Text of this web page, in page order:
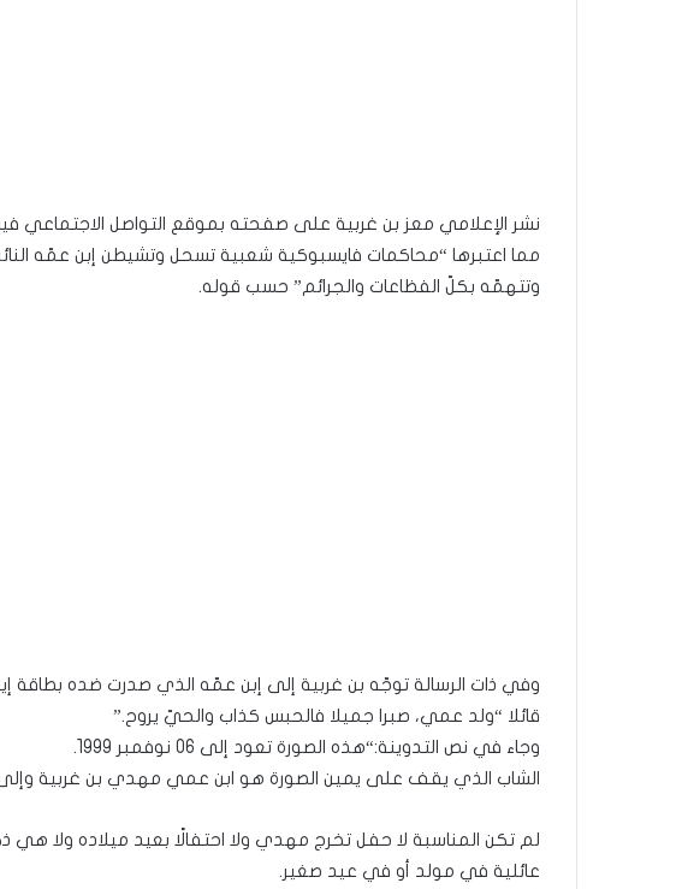
نشر الإعلامي معز بن غربية على صفحته بموقع التواصل الاجتماعي
مما اعتبرها “محاكمات فايسبوكية شعبية تسحل وتشيطن إبن عمّه
وتتهمّه بكلّ الفظاعات والجرائم” حسب قوله.
وفي ذات الرسالة توجّه بن غربية إلى إبن عمّه الذي صدرت ضده بطاقة
قائلا “ولد عمي، صبرا جميلا فالحبس كذاب والحيّ يروح.”
وجاء في نص التدوينة:“هذه الصورة تعود إلى 06 نوفمبر 1999.
الشاب الذي يقف على يمين الصورة هو ابن عمي مهدي بن غربية وإلى
لم تكن المناسبة لا حفل تخرج مهدي ولا احتفالًا بعيد ميلاده ولا هي
عائلية في مولد أو في عيد صغير.